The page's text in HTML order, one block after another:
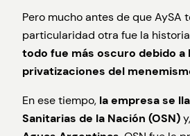
Pero mucho antes de que AySA
particularidad otra fue la
todo fue más oscuro debido a
privatizaciones del
En ese tiempo, la empresa se
Sanitarias de la Nación (OSN)